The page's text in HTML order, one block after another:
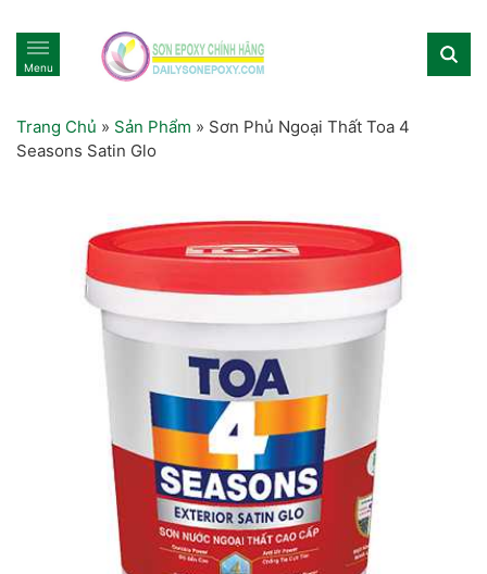
Menu
Trang Chủ » Sản Phẩm » Sơn Phủ Ngoại Thất Toa 4
Seasons Satin Glo